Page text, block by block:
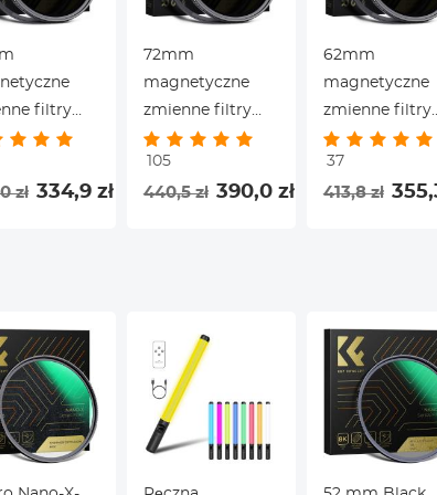
filtry
ND8-
(3-7
- Nano-X
zł 334,9 zł
72mm
magnetyczne
zmienne filtry
obiektywu ND8-
ND128 (3-7
stopni) - Nano-X
105
440,5 zł 390,0 zł
62mm
magnetyczne
zmienne filtry
obiektywu
ND128 (3-7
stopni) - Nano-
37
413,8 zł